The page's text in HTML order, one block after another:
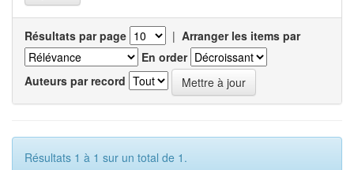
Résultats par page | Arranger les items par
En order
Auteurs par record
Résultats 1 à 1 sur un total de 1.